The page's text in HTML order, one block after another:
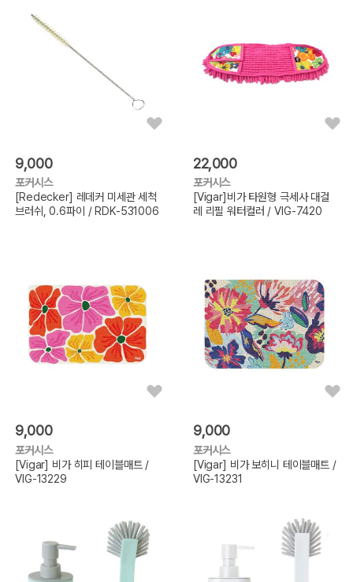
9,000
포커시스
[Redecker] 레데커 미세관 세척
브러쉬, 0.6파이 / RDK-531006
22,000
포커시스
[Vigar]비가 타원형 극세사 대걸
레 리필 워터컬러 / VIG-7420
9,000
포커시스
[Vigar] 비가 히피 테이블매트 /
VIG-13229
9,000
포커시스
[Vigar] 비가 보히니 테이블매트 /
VIG-13231